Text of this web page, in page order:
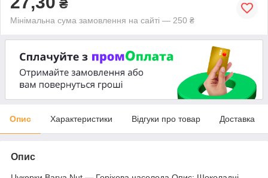
₴
Мінімальна сума замовлення на сайті — 250 ₴
Опис Характеристики Відгуки про товар Доставка
Опис